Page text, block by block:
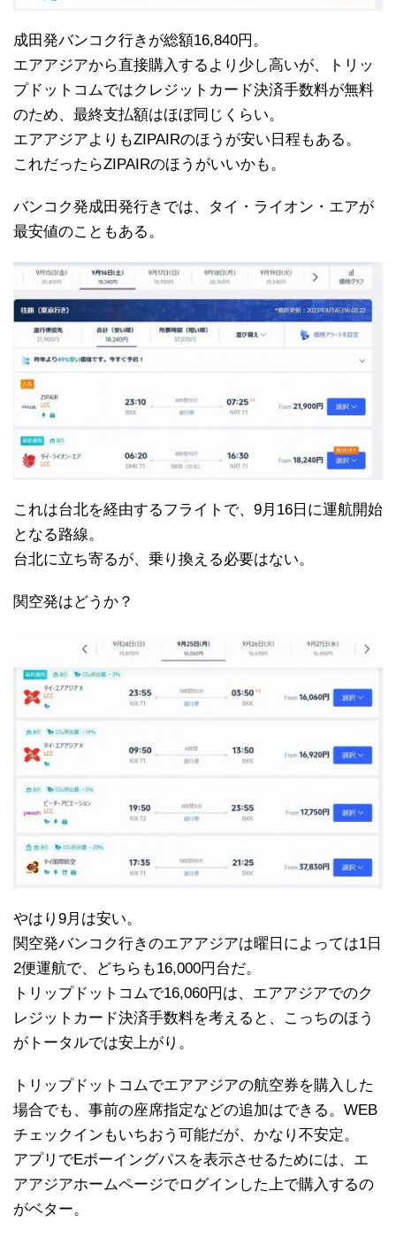
成田発バンコク行きが総額16,840円。
エアアジアから直接購入するより少し高いが、トリッ
プドットコムではクレジットカード決済手数料が無料
のため、最終支払額はほぼ同じくらい。
エアアジアよりもZIPAIRのほうが安い日程もある。
これだったらZIPAIRのほうがいいかも。
バンコク発成田発行きでは、タイ・ライオン・エアが
最安値のこともある。
これは台北を経由するフライトで、9月16日に運航開始
となる路線。
台北に立ち寄るが、乗り換える必要はない。
関空発はどうか？
やはり9月は安い。
関空発バンコク行きのエアアジアは曜日によっては1日
2便運航で、どちらも16,000円台だ。
トリップドットコムで16,060円は、エアアジアでのク
レジットカード決済手数料を考えると、こっちのほう
がトータルでは安上がり。
トリップドットコムでエアアジアの航空券を購入した
場合でも、事前の座席指定などの追加はできる。WEB
チェックインもいちおう可能だが、かなり不安定。
アプリでEボーイングパスを表示させるためには、エ
アアジアホームページでログインした上で購入するの
がベター。